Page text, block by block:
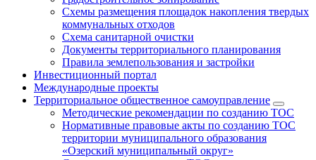
Схемы размещения площадок накопления твердых
коммунальных отходов
Схема санитарной очистки
Документы территориального планирования
Правила землепользования и застройки
Инвестиционный портал
Международные проекты
Территориальное общественное самоуправление
Методические рекомендации по созданию ТОС
Нормативные правовые акты по созданию ТОС
территории муниципального образования
«Озерский муниципальный округ»